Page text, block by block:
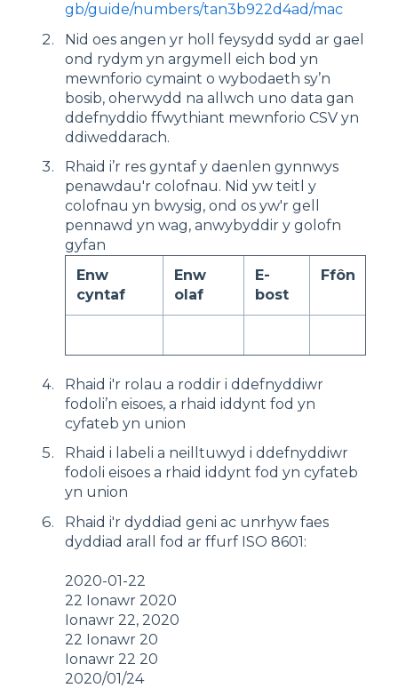
gb/guide/numbers/tan3b922d4ad/mac
Nid oes angen yr holl feysydd sydd ar gael
ond rydym yn argymell eich bod yn
mewnforio cymaint o wybodaeth sy’n
bosib, oherwydd na allwch uno data gan
ddefnyddio ffwythiant mewnforio CSV yn
ddiweddarach.
Rhaid i’r res gyntaf y daenlen gynnwys
penawdau'r colofnau. Nid yw teitl y
colofnau yn bwysig, ond os yw'r gell
pennawd yn wag, anwybyddir y golofn
gyfan
Enw
cyntaf
Enw
olaf
E-
bost
Ffôn
Rhaid i'r rolau a roddir i ddefnyddiwr
fodoli’n eisoes, a rhaid iddynt fod yn
cyfateb yn union
Rhaid i labeli a neilltuwyd i ddefnyddiwr
fodoli eisoes a rhaid iddynt fod yn cyfateb
yn union
Rhaid i'r dyddiad geni ac unrhyw faes
dyddiad arall fod ar ffurf ISO 8601:
2020-01-22
22 Ionawr 2020
Ionawr 22, 2020
22 Ionawr 20
Ionawr 22 20
2020/01/24